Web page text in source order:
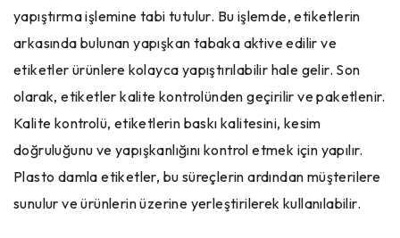
yapıştırma işlemine tabi tutulur. Bu işlemde, etiketlerin
arkasında bulunan yapışkan tabaka aktive edilir ve
etiketler ürünlere kolayca yapıştırılabilir hale gelir. Son
olarak, etiketler kalite kontrolünden geçirilir ve paketlenir.
Kalite kontrolü, etiketlerin baskı kalitesini, kesim
doğruluğunu ve yapışkanlığını kontrol etmek için yapılır.
Plasto damla etiketler, bu süreçlerin ardından müşterilere
sunulur ve ürünlerin üzerine yerleştirilerek kullanılabilir.